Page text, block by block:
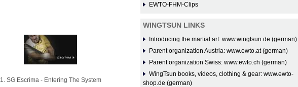
1. SG Escrima - Entering The System
EWTO-FHM-Clips
WINGTSUN LINKS
Introducing the martial art: www.wingtsun.de (german)
Parent organization Austria: www.ewto.at (german)
Parent organization Swiss: www.ewto.ch (german)
WingTsun books, videos, clothing & gear: www.ewto-
shop.de (german)